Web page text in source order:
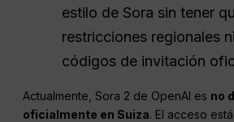
estilo de Sora sin tener
restricciones regionales
códigos de invitación
Actualmente, Sora 2 de OpenAI es no
oficialmente en Suiza. El acceso